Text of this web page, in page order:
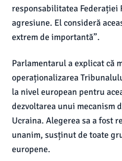
responsabilitatea Federației
agresiune. El consideră
extrem de importantă”.
Parlamentarul a explicat că
operaționalizarea
la nivel european pentru
dezvoltarea unui mecanism
Ucraina. Alegerea sa a fost
unanim, susținut de toate
europene.